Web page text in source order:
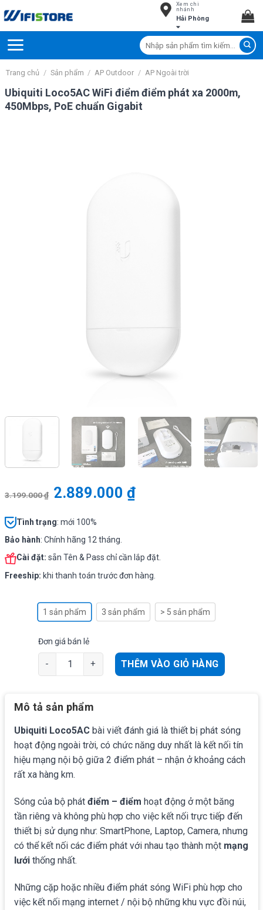
to
Xem chi
nhánh
Hải Phòng
Tìm
kiếm:
Trang chủ / Sản phẩm / AP Outdoor / AP Ngoài trời
Ubiquiti Loco5AC WiFi điểm điểm phát xa 2000m,
450Mbps, PoE chuẩn Gigabit
3.199.000₫ 2.889.000₫
Tình trạng: mới 100%
Bảo hành: Chính hãng 12 tháng.
Cài đặt: sẵn Tên & Pass chỉ cần lắp đặt.
Freeship: khi thanh toán trước đơn hàng.
1 sản phẩm 3 sản phẩm > 5 sản phẩm
Đơn giá bán lẻ
Ubiquiti Loco5AC WiFi điểm điểm phát xa 2000m,
THÊM VÀO GIỎ HÀNG
Mô tả sản phẩm
Ubiquiti Loco5AC bài viết đánh giá là thiết bị phát sóng
hoạt động ngoài trời, có chức năng duy nhất là kết nối tín
hiệu mạng nội bộ giữa 2 điểm phát – nhận ở khoảng cách
rất xa hàng km.
Sóng của bộ phát điểm – điểm hoạt động ở một băng
tần riêng và không phù hợp cho việc kết nối trực tiếp đến
thiết bị sử dụng như: SmartPhone, Laptop, Camera, nhưng
có thể kết nối các điểm phát với nhau tạo thành một mạng
lưới thống nhất.
Những cặp hoặc nhiều điểm phát sóng WiFi phù hợp cho
việc kết nối mạng internet / nội bộ những khu vực đồi núi,